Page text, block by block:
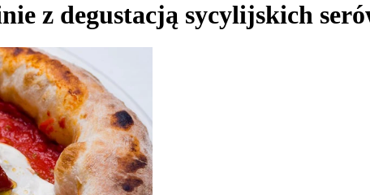
z degustacją sycylijskich